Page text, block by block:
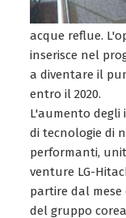
acque reflue.
inserisce nel
a diventare il
entro il 2020.
L'aumento degli
di tecnologie di
performanti,
venture LG-
partire dal
del gruppo